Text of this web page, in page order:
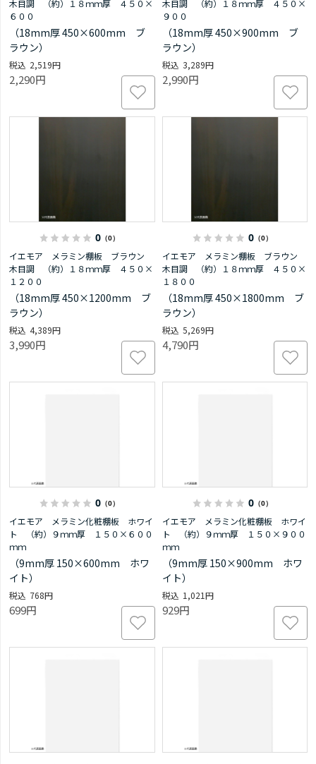
木目調 （約）１８ｍｍ厚 ４５０×
６００
（18mm厚 450×600mm ブ
ラウン）
2,519円
2,290円
木目調 （約）１８ｍｍ厚 ４５０×
９００
（18mm厚 450×900mm ブ
ラウン）
3,289円
2,990円
0 （0）
イエモア メラミン棚板 ブラウン
木目調 （約）１８ｍｍ厚 ４５０×
１２００
（18mm厚 450×1200mm ブ
ラウン）
4,389円
3,990円
0（0）
イエモア メラミン棚板 ブラウン
木目調 （約）１８ｍｍ厚 ４５０×
１８００
（18mm厚 450×1800mm ブ
ラウン）
5,269円
4,790円
0 （0）
イエモア メラミン化粧棚板 ホワイ
ト （約）９ｍｍ厚 １５０×６００
ｍｍ
（9mm厚 150×600mm ホワ
イト）
768円
699円
0（0）
イエモア メラミン化粧棚板 ホワイ
ト （約）９ｍｍ厚 １５０×９００
ｍｍ
（9mm厚 150×900mm ホワ
イト）
1,021円
929円